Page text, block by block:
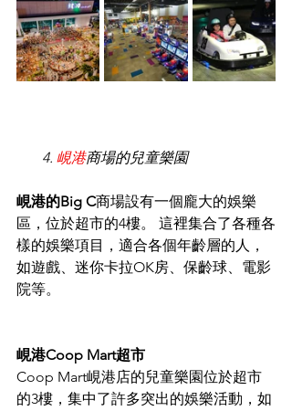
  4.
峴港商場的兒童樂園
峴港的Big C商場設有一個龐大的娛樂
區，位於超市的4樓。 這裡集合了各種各
樣的娛樂項目，適合各個年齡層的人，
如遊戲、迷你卡拉OK房、保齡球、電影
院等。
峴港Coop Mart超市
Coop Mart峴港店的兒童樂園位於超市
的3樓，集中了許多突出的娛樂活動，如